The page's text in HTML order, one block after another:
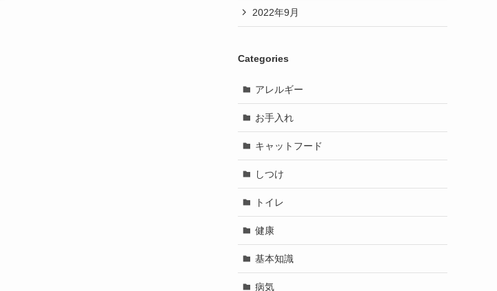
2022年9月
Categories
アレルギー
お手入れ
キャットフード
しつけ
トイレ
健康
基本知識
病気